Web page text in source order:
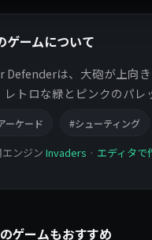
ゲームについて
Defenderは、大砲が上向
レトロな緑とピンクのパレ
ーケード #シューティング
ンジン Invaders · エディタで
ゲームもおすすめ